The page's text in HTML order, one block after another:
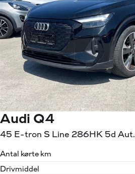
Audi Q4
45 E-tron S Line 286HK 5d Aut.
Antal kørte km
Drivmiddel